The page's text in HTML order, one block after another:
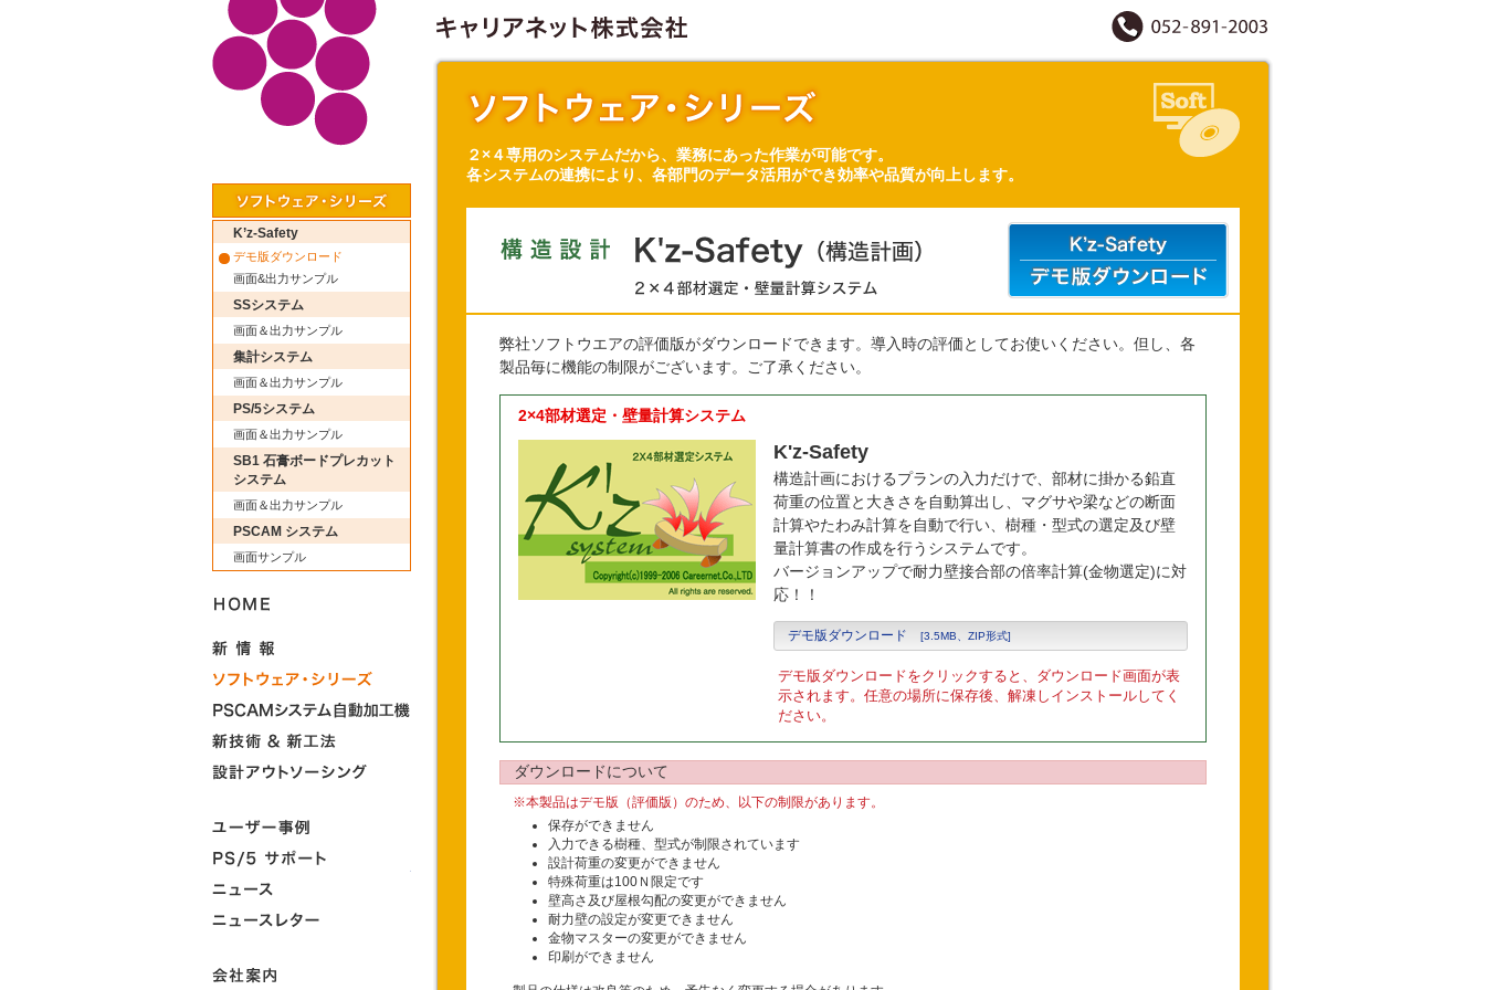
２×４専用のシステムだから、業務にあった作業が可能です。
各システムの連携により、各部門のデータ活用ができ効率や品質が向上します。
弊社ソフトウエアの評価版がダウンロードできます。導入時の評価としてお使いください。但し、各
製品毎に機能の制限がございます。ご了承ください。
2×4部材選定・壁量計算システム
K'z-Safety
構造計画におけるプランの入力だけで、部材に掛かる鉛直
荷重の位置と大きさを自動算出し、マグサや梁などの断面
計算やたわみ計算を自動で行い、樹種・型式の選定及び壁
量計算書の作成を行うシステムです。
バージョンアップで耐力壁接合部の倍率計算(金物選定)に対
応！！
デモ版ダウンロード [3.5MB、ZIP形式]
デモ版ダウンロードをクリックすると、ダウンロード画面が表
示されます。任意の場所に保存後、解凍しインストールしてく
ださい。
ダウンロードについて
※本製品はデモ版（評価版）のため、以下の制限があります。
保存ができません
入力できる樹種、型式が制限されています
設計荷重の変更ができません
特殊荷重は100Ｎ限定です
壁高さ及び屋根勾配の変更ができません
耐力壁の設定が変更できません
金物マスターの変更ができません
印刷ができません
K’z-Safety
デモ版ダウンロード
画面&出力サンプル
SSシステム
画面＆出力サンプル
集計システム
画面＆出力サンプル
PS/5システム
画面＆出力サンプル
SB1 石膏ボードプレカット
システム
画面＆出力サンプル
PSCAM システム
画面サンプル
アウトソーシング
システム バージョンアップ
情報、PS/5 機能紹介一覧